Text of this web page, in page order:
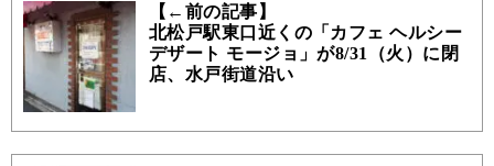
【←前の記事】
北松戸駅東口近くの「カフェ ヘルシー
デザート モージョ」が8/31（火）に閉
店、水戸街道沿い